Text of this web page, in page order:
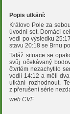
Popis utkání:
Královo Pole za
úvodní set. Domácí
vedl po výsledku
stavu 20:18 se Brnu
Tatáž situace se
svůj očekávaný
čtvrtém nezachytilo
vedli 14:12 a měli
utkání rozhodnout.
z přerušení série
web CVF